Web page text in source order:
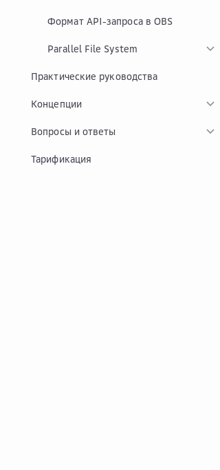
Формат API-запроса в OBS
Parallel File System
Практические руководства
Концепции
Вопросы и ответы
Тарификация